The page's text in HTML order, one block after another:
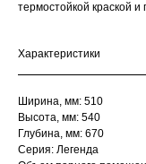
термостойкой краской
Характеристики
Ширина, мм: 510
Высота, мм: 540
Глубина, мм: 670
Серия: Легенда